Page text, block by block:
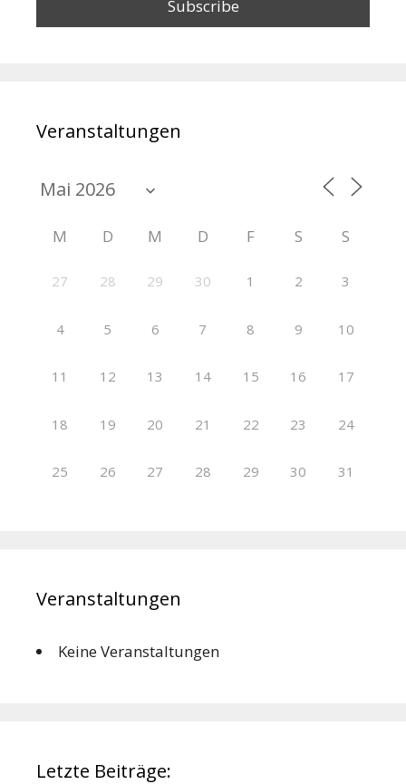
Veranstaltungen
M D M D F S S
27 28 29 30 1 2 3
4 5 6 7 8 9 10
11 12 13 14 15 16 17
18 19 20 21 22 23 24
25 26 27 28 29 30 31
Veranstaltungen
Keine Veranstaltungen
Letzte Beiträge: